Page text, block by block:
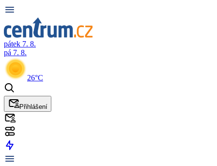
pátek 7. 8.
pá 7. 8.
26°C
Přihlášení